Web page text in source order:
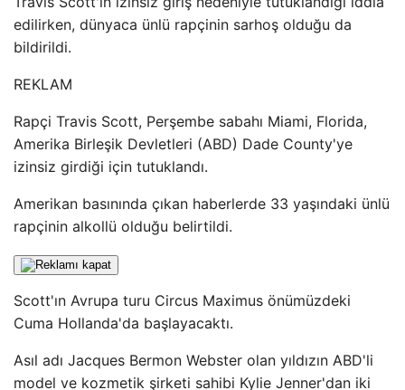
edilirken, dünyaca ünlü rapçinin sarhoş olduğu da
bildirildi.
REKLAM
Rapçi Travis Scott, Perşembe sabahı Miami, Florida,
Amerika Birleşik Devletleri (ABD) Dade County'ye
izinsiz girdiği için tutuklandı.
Amerikan basınında çıkan haberlerde 33 yaşındaki ünlü
rapçinin alkollü olduğu belirtildi.
Scott'ın Avrupa turu Circus Maximus önümüzdeki
Cuma Hollanda'da başlayacaktı.
Asıl adı Jacques Bermon Webster olan yıldızın ABD'li
model ve kozmetik şirketi sahibi Kylie Jenner'dan iki